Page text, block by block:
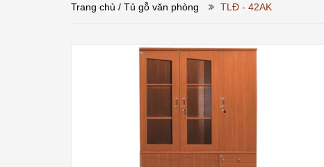
Trang chủ / Tủ gỗ văn phòng TLĐ - 42AK